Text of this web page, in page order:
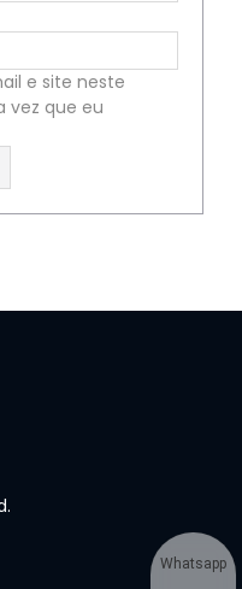
e site neste
vez que eu
Whatsapp